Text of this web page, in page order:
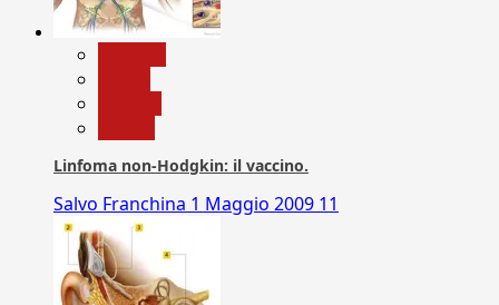
Linfoma non-Hodgkin: il vaccino.
Salvo Franchina 1 Maggio 2009 11